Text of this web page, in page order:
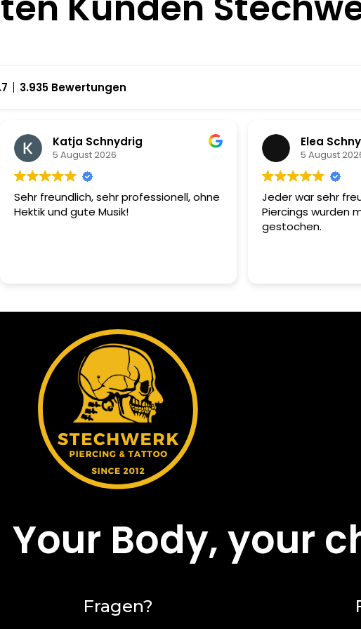
3.935 Bewertungen
Katja Schnydrig
5 August 2026
Sehr freundlich, sehr professionell, ohne
Hektik und gute Musik!
Elea
5 August
Jeder war sehr
Piercings wurden
gestochen.
Body, your
Fragen?